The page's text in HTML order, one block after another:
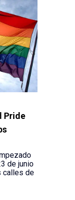
Pride
de junio
calles de